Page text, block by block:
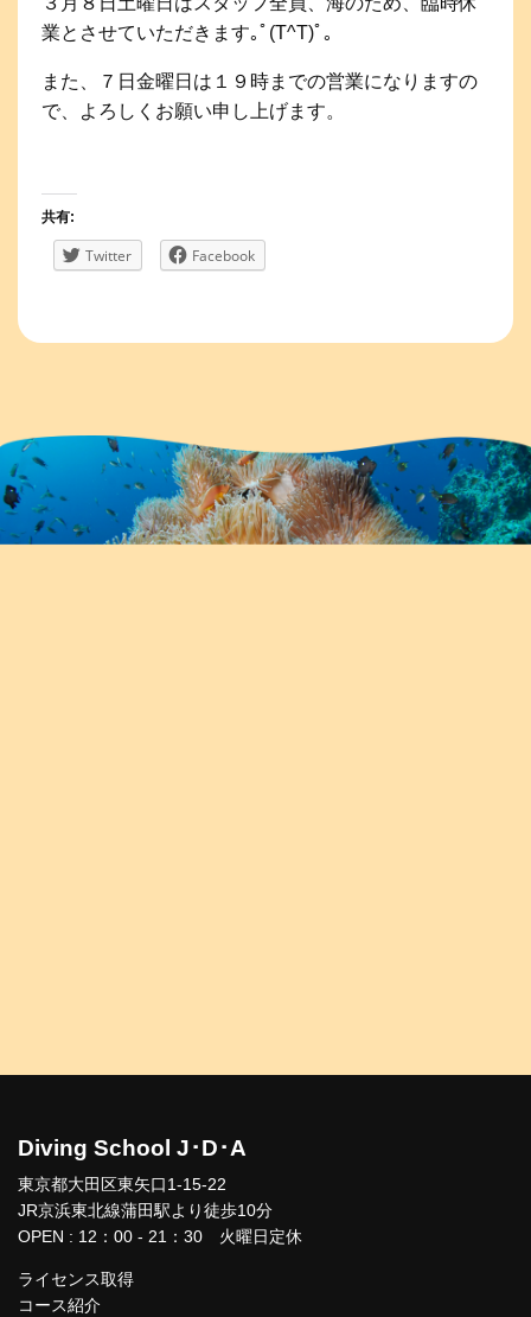
業とさせていただきます｡ﾟ(T^T)ﾟ｡
また、７日金曜日は１９時までの営業になりますの
で、よろしくお願い申し上げます。
共有:
Twitter Facebook
Diving School J･D･A
東京都大田区東矢口1-15-22
JR京浜東北線蒲田駅より徒歩10分
OPEN : 12：00 - 21：30 火曜日定休
ライセンス取得
コース紹介